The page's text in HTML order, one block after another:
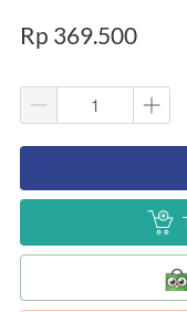
Rp 369.500
`
`